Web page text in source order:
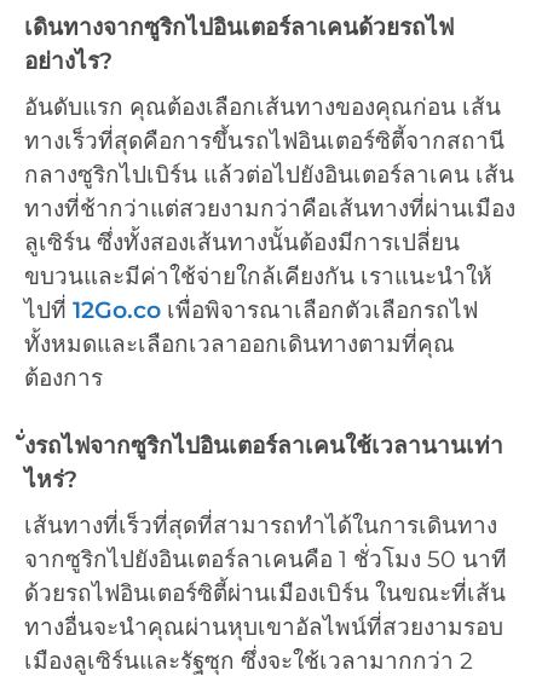
เดินทางจากซูริกไปอินเตอร์ลาเคนด้วยรถไฟ
อย่างไร?
อันดับแรก คุณต้องเลือกเส้นทางของคุณก่อน เส้น
ทางเร็วที่สุดคือการขึ้นรถไฟอินเตอร์ซิตี้จากสถานี
กลางซูริกไปเบิร์น แล้วต่อไปยังอินเตอร์ลาเคน เส้น
ทางที่ช้ากว่าแต่สวยงามกว่าคือเส้นทางที่ผ่านเมือง
ลูเซิร์น ซึ่งทั้งสองเส้นทางนั้นต้องมีการเปลี่ยน
ขบวนและมีค่าใช้จ่ายใกล้เคียงกัน เราแนะนำให้
ไปที่ 12Go.co เพื่อพิจารณาเลือกตัวเลือกรถไฟ
ทั้งหมดและเลือกเวลาออกเดินทางตามที่คุณ
ต้องการ
ั่งรถไฟจากซูริกไปอินเตอร์ลาเคนใช้เวลานานเท่า
ไหร่?
เส้นทางที่เร็วที่สุดที่สามารถทำได้ในการเดินทาง
จากซูริกไปยังอินเตอร์ลาเคนคือ 1 ชั่วโมง 50 นาที
ด้วยรถไฟอินเตอร์ซิตี้ผ่านเมืองเบิร์น ในขณะที่เส้น
ทางอื่นจะนำคุณผ่านหุบเขาอัลไพน์ที่สวยงามรอบ
เมืองลูเซิร์นและรัฐซุก ซึ่งจะใช้เวลามากกว่า 2